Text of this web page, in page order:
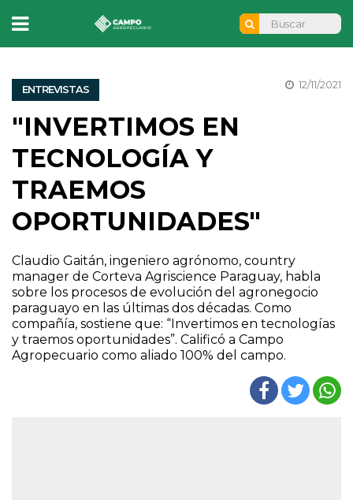
ENTREVISTAS 12/11/2021
"INVERTIMOS EN
TECNOLOGÍA Y
TRAEMOS
OPORTUNIDADES"
Claudio Gaitán, ingeniero agrónomo, country
manager de Corteva Agriscience Paraguay, habla
sobre los procesos de evolución del agronegocio
paraguayo en las últimas dos décadas. Como
compañía, sostiene que: “Invertimos en tecnologías
y traemos oportunidades”. Calificó a Campo
Agropecuario como aliado 100% del campo.